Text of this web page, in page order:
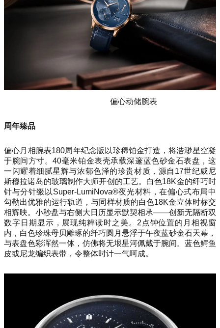
偏心动储腕表
周年臻品
偏心月相腕表180周年纪念版以珍稀铂金打造，将浩渺星空凝
于腕间方寸。40毫米铂金表壳承载深邃蓝色砂金石表盘，这
一闪耀着细腻星辉与浓郁色泽的珍贵材质，源自17世纪威尼
斯穆拉诺岛的玻璃制作大师开创的工艺。白色18K金的纤巧时
针与分针缀以Super-LumiNova®夜光材料，在偏心式布局中
勾勒出优雅的运行轨道，与同样材质的白色18K金立体时标交
相辉映。小秒盘与右侧大日历显示默契相承——创新无隔断双
数字日期显示，展现纯粹读时之美。2点钟位置的月相视窗
内，白色珍珠母贝雕琢的纤巧圆月悬浮于午夜蓝砂金石天幕，
与表盘色彩浑然一体，仿佛将无垠星河佩戴于腕间。蓝色鳄鱼
皮或尼龙编织表带，令整体时计一气呵成。